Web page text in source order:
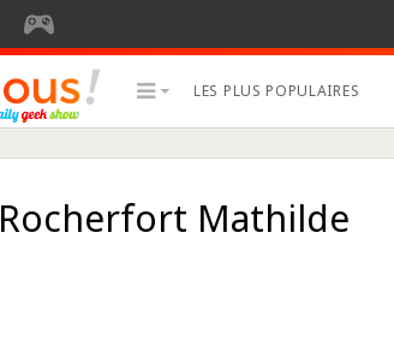
LES PLUS POPULAIRES
Rocherfort Mathilde